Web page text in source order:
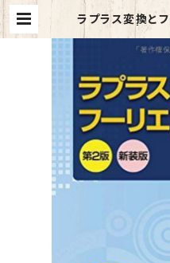
ラプラス変換と
版)新装版 | マイ
頭受取